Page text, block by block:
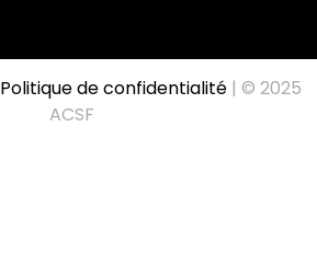
Politique de confidentialité | © 2025
ACSF